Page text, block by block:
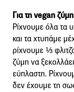
Για τη vegan ζύμη
Ρίχνουμε όλα τα
και τα χτυπάμε
ρίχνουμε ⅓
ζύμη να
εύπλαστη.
δεν έχουμε τη